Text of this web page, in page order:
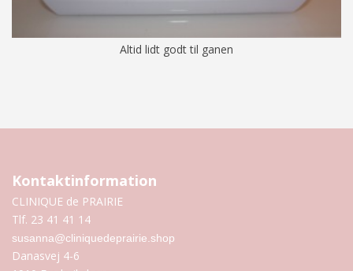
Altid lidt godt til ganen
Kontaktinformation
CLINIQUE de PRAIRIE
Tlf. 23 41 41 14
susanna@cliniquedeprairie.shop
Danasvej 4-6